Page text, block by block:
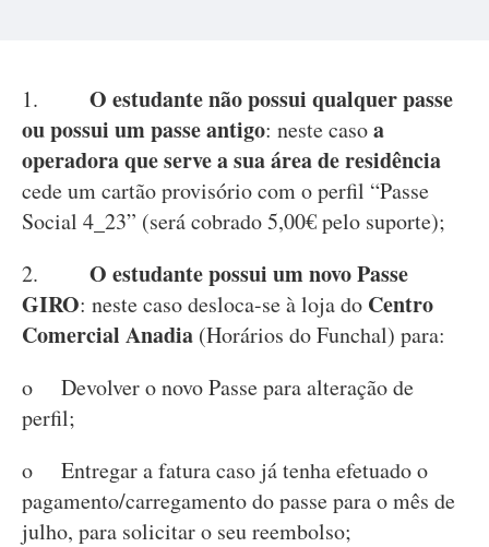
1. O estudante não possui qualquer passe
ou possui um passe antigo: neste casoa
operadora que serve a sua área de residência
cede um cartão provisório com o perfil “Passe
Social 4_23” (será cobrado 5,00€ pelo suporte);
2. O estudante possui um novo Passe
GIRO: neste caso desloca-se à loja do Centro
Comercial Anadia (Horários do Funchal) para:
o Devolver o novo Passe para alteração de
perfil;
o Entregar a fatura caso já tenha efetuado o
pagamento/carregamento do passe para o mês de
julho, para solicitar o seu reembolso;